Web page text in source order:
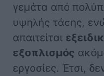
γεμάτα από
υψηλής τάσης,
απαιτείται
εξοπλισμός
εργασίες. Έτσι,